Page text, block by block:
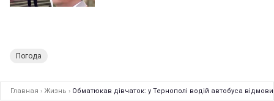
Погода
Главная › Жизнь › Обматюкав дівчаток: у Тернополі водій автобуса